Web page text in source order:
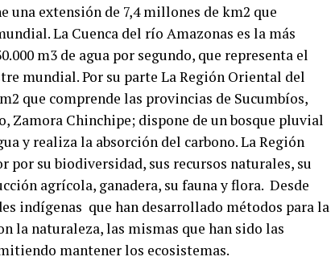
una extensión de 7,4 millones de km2 que
La Cuenca del río Amazonas es la más
m3 de agua por segundo, que representa el
mundial. Por su parte La Región Oriental del
que comprende las provincias de Sucumbíos,
Zamora Chinchipe; dispone de un bosque pluvial
y realiza la absorción del carbono. La Región
su biodiversidad, sus recursos naturales, su
agrícola, ganadera, su fauna y flora. Desde
indígenas que han desarrollado métodos para la
la naturaleza, las mismas que han sido las
mantener los ecosistemas.